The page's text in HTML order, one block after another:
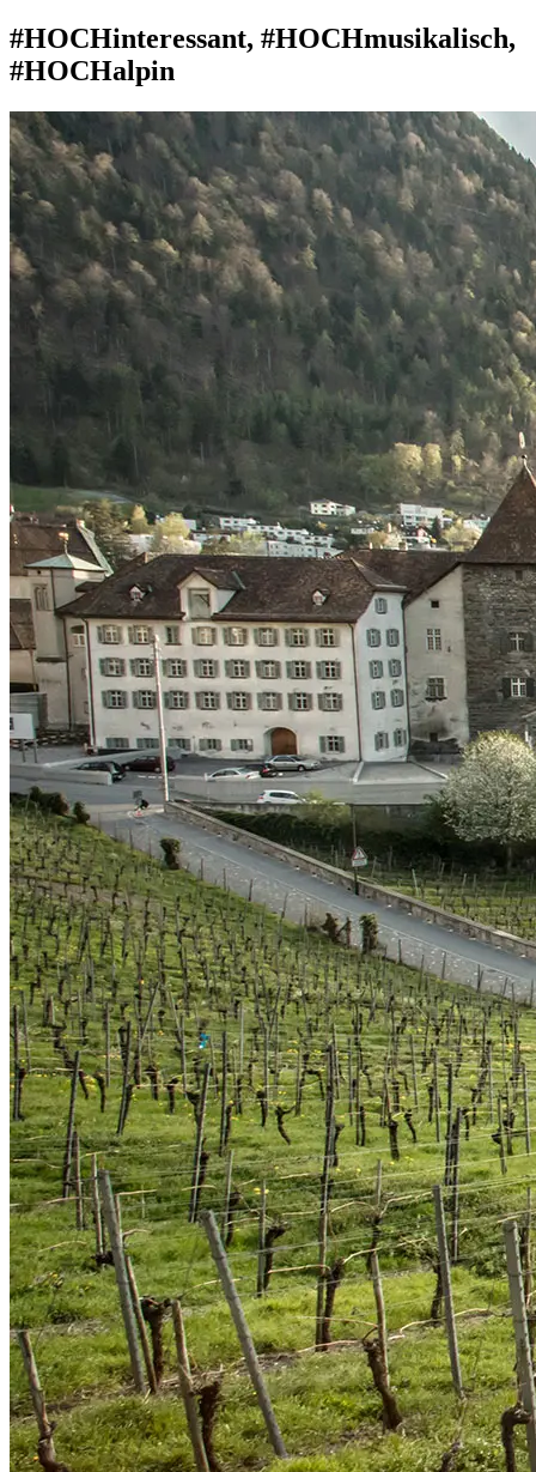
#HOCHinteressant, #HOCHmusikalisch,
#HOCHalpin